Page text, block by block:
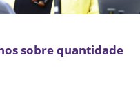
sobre quantidade